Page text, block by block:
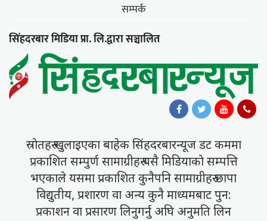
सम्पर्क
सिंहदरबार मिडिया प्रा. लि.द्वारा सञ्चालित
स्राेतहरु खुलाइएका बाहेक सिंहदरबारन्यूज डट कममा
प्रकाशित सम्पुर्ण सामाग्रीहरु यसै मिडियाकाे सम्पत्ति
भएकाले यसमा प्रकाशित कुनैपनि सामाग्रीहरु छापा
विद्युतीय, प्रशारण वा अन्य कुनै माध्यमबाट पुन:
प्रकाशन वा प्रसारण लिनुगर्नु अघि अनुमति लिन